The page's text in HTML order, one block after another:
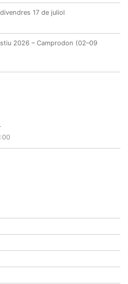
17 de juliol
2026 – Camprodon (02–09